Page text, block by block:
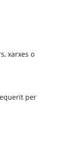
xarxes o
per